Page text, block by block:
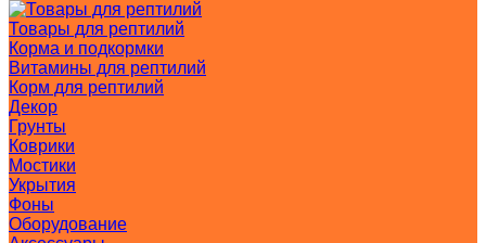
Товары для рептилий
Корма и подкормки
Витамины для рептилий
Корм для рептилий
Декор
Грунты
Коврики
Мостики
Укрытия
Фоны
Оборудование